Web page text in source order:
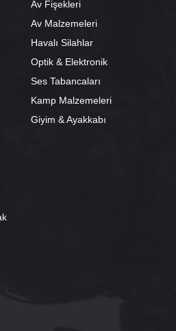
Av Fişekleri
Av Malzemeleri
Havalı Silahlar
Optik & Elektronik
Ses Tabancaları
Kamp Malzemeleri
Giyim & Ayakkabı